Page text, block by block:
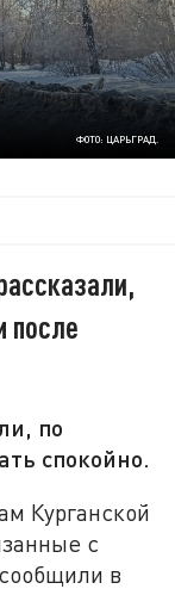
ФОТО: ЦАРЬГРАД.
после
по
спокойно.
Курганской
с
в